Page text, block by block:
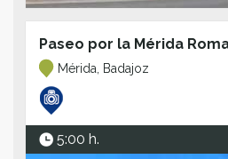
Paseo por la Mérida
Mérida, Badajoz
5:00 h.